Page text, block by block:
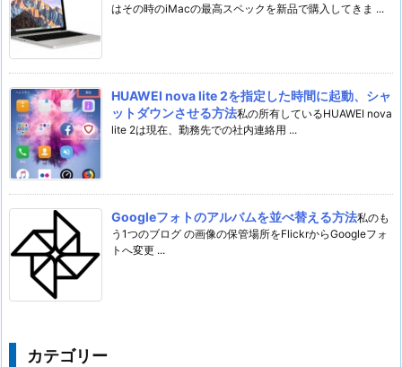
はその時のiMacの最高スペックを新品で購入してきま ...
HUAWEI nova lite 2を指定した時間に起動、シャ
ットダウンさせる方法私の所有しているHUAWEI nova
lite 2は現在、勤務先での社内連絡用 ...
Googleフォトのアルバムを並べ替える方法私のも
う1つのブログ の画像の保管場所をFlickrからGoogleフォ
トへ変更 ...
カテゴリー